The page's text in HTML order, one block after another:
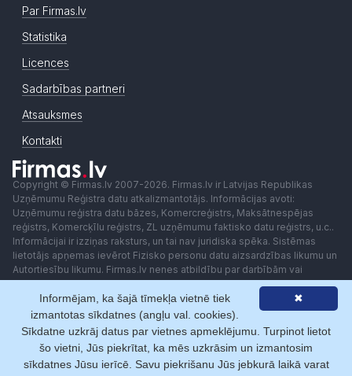
Par Firmas.lv
Statistika
Licences
Sadarbības partneri
Atsauksmes
Kontakti
Copyright © Firmas.lv 2007-2026. Firmas.lv ir Latvijas Republikas
Uzņēmumu Reģistra datu atkalizmantotājs. Informācijas avoti:
Uzņēmumu reģistra datu bāzes, Komercreģistrs, Maksātnespējas
reģistrs, Komercķīlu reģistrs, ZL uzņēmumu faktisko datu reģistrs, u.c..
Informācijai ir izziņas raksturs, un tai nav juridiska spēka. Sistēmas
lietotājs apņemas ievērot Fizisko personu datu aizsardzības likumu un
Autortiesību likumu. Firmas.lv nenes atbildību par darbībām vai
lēmumiem, kas balstīti uz saņemto pakalpojumu. Lietotājam aizliegts
izmantot jebkādas automatizētas sistēmas vai iekārtas (robotus)
piekļuvei sistēmai bez rakstiskas saskaņošanas ar Firmas.lv. Galvenā
redaktore: Ingūna Pempere.
Lietošanas noteikumi
Privātuma politika Norēķini ar
✖
Informējam, ka šajā tīmekļa vietnē tiek
izmantotas sīkdatnes (angļu val. cookies).
Sīkdatne uzkrāj datus par vietnes apmeklējumu. Turpinot lietot
šo vietni, Jūs piekrītat, ka mēs uzkrāsim un izmantosim
sīkdatnes Jūsu ierīcē. Savu piekrišanu Jūs jebkurā laikā varat